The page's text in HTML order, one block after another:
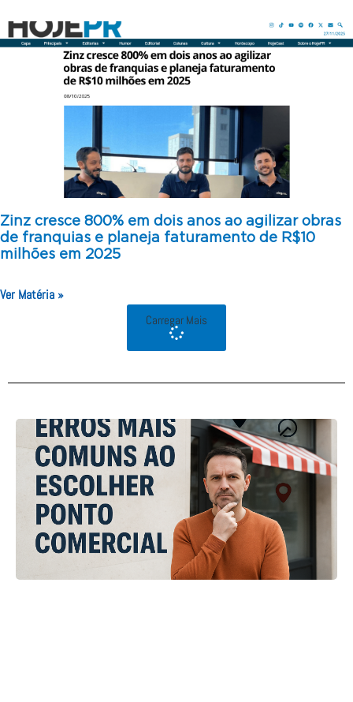
Zinz cresce 800% em dois anos ao agilizar obras
de franquias e planeja faturamento de R$10
milhões em 2025
Ver Matéria »
Carregar Mais